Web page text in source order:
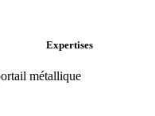
Expertises
métallique